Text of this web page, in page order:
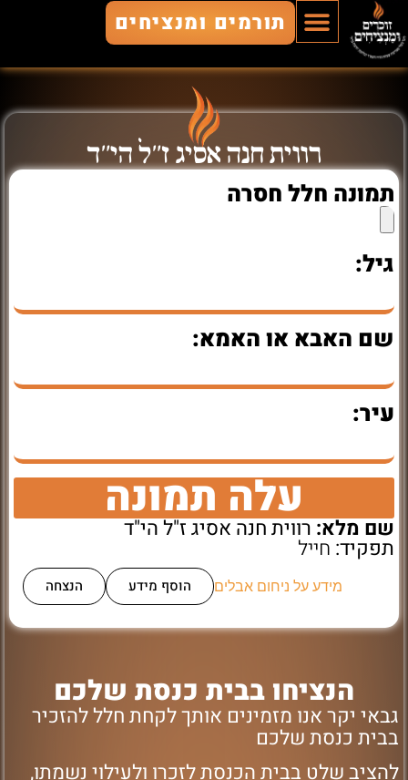
תורמים ומנציחים
רווית חנה אסיג ז"ל הי"ד
תמונה חלל חסרה
גיל:
שם האבא או האמא:
עיר:
עלה תמונה
שם מלא:רווית חנה אסיג ז"ל הי"ד
תפקיד: חייל
מידע על ניחום אבלים הוסף מידע הנצחה
הנציחו בבית כנסת שלכם
גבאי יקר אנו מזמינים אותך לקחת חלל להזכיר
בבית כנסת שלכם
להציב שלט בבית הכנסת לזכרו ולעילוי נשמתו,